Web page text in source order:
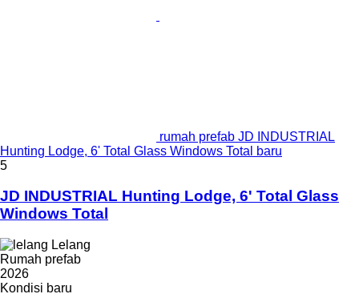
rumah prefab JD INDUSTRIAL
Hunting Lodge, 6' Total Glass Windows Total baru
5
JD INDUSTRIAL Hunting Lodge, 6' Total Glass
Windows Total
Lelang
Rumah prefab
2026
Kondisi baru